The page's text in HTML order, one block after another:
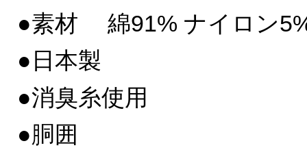
●素材 綿91% ナイロン
●日本製
●消臭糸使用
●胴囲